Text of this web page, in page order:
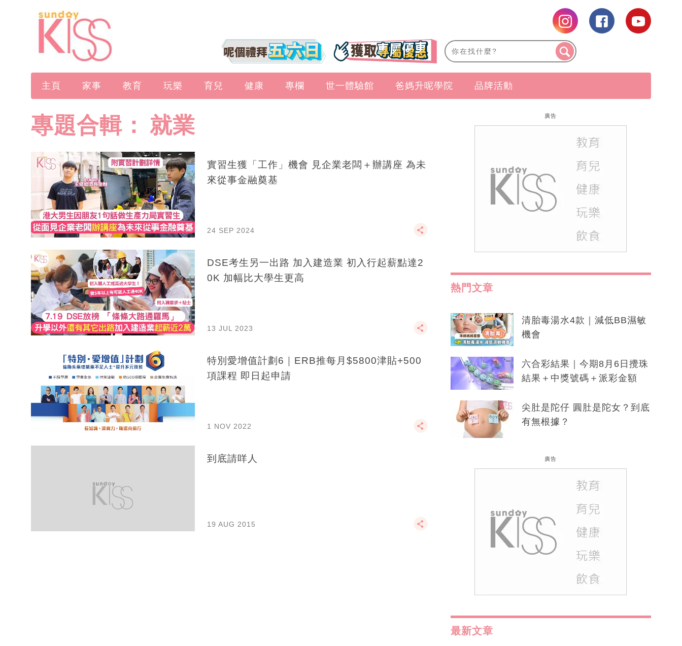
主頁 家事 教育 玩樂 育兒 健康 專欄 世一體驗館 爸媽升呢學院 品牌活動
專題合輯： 就業
實習生獲「工作」機會 見企業老闆＋辦講座 為未
來從事金融奠基
24 SEP 2024
DSE考生另一出路 加入建造業 初入行起薪點達2
0K 加幅比大學生更高
13 JUL 2023
特別愛增值計劃6｜ERB推每月$5800津貼+500
項課程 即日起申請
1 NOV 2022
到底請咩人
19 AUG 2015
廣告
熱門文章
清胎毒湯水4款｜減低BB濕敏
機會
六合彩結果｜今期8月6日攪珠
結果＋中獎號碼＋派彩金額
尖肚是陀仔 圓肚是陀女？到底
有無根據？
廣告
最新文章